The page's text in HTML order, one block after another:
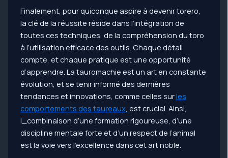
Finalement, pour quiconque aspire à devenir torero,
la clé de la réussite réside dans l’intégration de
toutes ces techniques, de la compréhension du toro
à l’utilisation efficace des outils. Chaque détail
compte, et chaque pratique est une opportunité
d’apprendre. La tauromachie est un art en constante
évolution, et se tenir informé des dernières
tendances et innovations, comme celles surles
comportements des taureaux, est crucial. Ainsi,
l_combinaison d’une formation rigoureuse, d’une
discipline mentale forte et d’un respect de l’animal
est la voie vers l’excellence dans cet art noble.